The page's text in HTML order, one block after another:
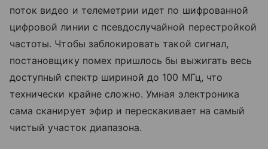
поток видео и телеметрии идет по шифрованной
цифровой линии с псевдослучайной перестройкой
частоты. Чтобы заблокировать такой сигнал,
постановщику помех пришлось бы выжигать весь
доступный спектр шириной до 100 МГц, что
технически крайне сложно. Умная электроника
сама сканирует эфир и перескакивает на самый
чистый участок диапазона.